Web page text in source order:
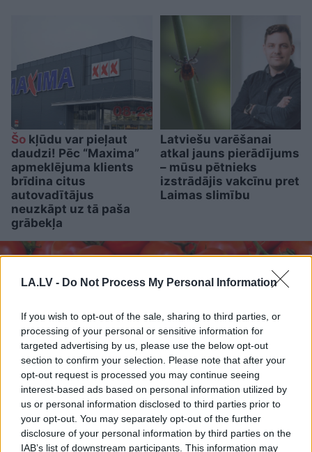
LA.LV - Do Not Process My Personal Information
If you wish to opt-out of the sale, sharing to third parties, or
processing of your personal or sensitive information for
targeted advertising by us, please use the below opt-out
section to confirm your selection. Please note that after your
opt-out request is processed you may continue seeing
interest-based ads based on personal information utilized by
us or personal information disclosed to third parties prior to
your opt-out. You may separately opt-out of the further
disclosure of your personal information by third parties on the
IAB’s list of downstream participants. This information may
Šo kļūdu var pieļaut
daudzi! Pēc “Maxima”
apmeklējuma klients
brīdina citus
autovadītājus
neuzkāpt uz tā paša
grābekļa
Latviešu varēšanai
atkal jauns pierādījums
– mūsu pētnieks
izstrādājis vakcīnu pret
Laimas slimību
FOTO.“Vai tas ir normāli?”